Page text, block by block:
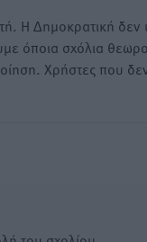
Η Δημοκρατική δεν
όποια σχόλια
Χρήστες που